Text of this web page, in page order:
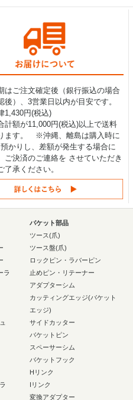
はご注文確定後（銀行振込の場合
後）、3営業日以内が目安です。
1,430円(税込)
計額が11,000円(税込)以上で送料
ます。 ※沖縄、離島は購入時に
かりし、差額が発生する場合に
ご決済のご連絡を させていただき
了承ください。
ラ
バケット部品
ツース(爪)
ツース盤(爪)
ロックピン・ラバーピン
止めピン・リテーナー
アダプターシム
カッティングエッジ(バケット
エッジ)
サイドカッター
バケットピン
スペーサーシム
バケットフック
Hリンク
Iリンク
変換アダプター